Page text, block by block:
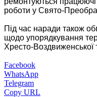
роботи у Свято-
Під час наради також
щодо упорядкування
Хресто-Воздвиженської
Facebook
WhatsApp
Telegram
Copy URL